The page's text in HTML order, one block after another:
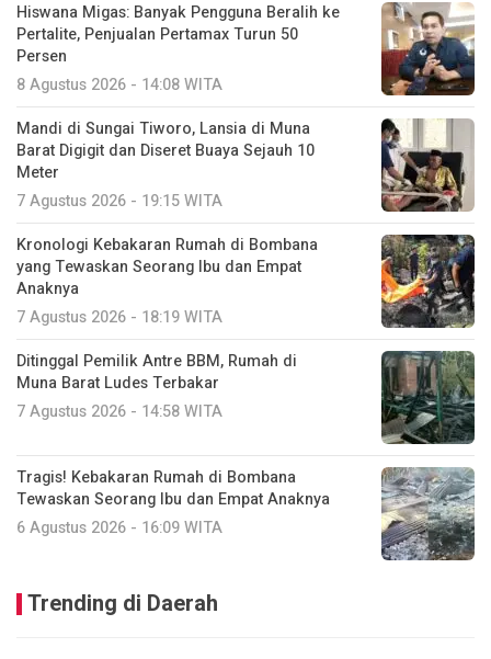
Hiswana Migas: Banyak Pengguna Beralih ke
Pertalite, Penjualan Pertamax Turun 50
Persen
8 Agustus 2026 - 14:08 WITA
Mandi di Sungai Tiworo, Lansia di Muna
Barat Digigit dan Diseret Buaya Sejauh 10
Meter
7 Agustus 2026 - 19:15 WITA
Kronologi Kebakaran Rumah di Bombana
yang Tewaskan Seorang Ibu dan Empat
Anaknya
7 Agustus 2026 - 18:19 WITA
Ditinggal Pemilik Antre BBM, Rumah di
Muna Barat Ludes Terbakar
7 Agustus 2026 - 14:58 WITA
Tragis! Kebakaran Rumah di Bombana
Tewaskan Seorang Ibu dan Empat Anaknya
6 Agustus 2026 - 16:09 WITA
Trending di Daerah